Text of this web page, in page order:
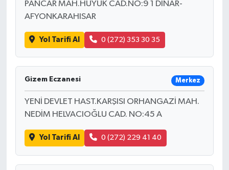
PANCAR MAH.HÜYÜK CAD.NO:9 1 DINAR-
AFYONKARAHISAR
Yol Tarifi Al 0 (272) 353 30 35
Gizem Eczanesi Merkez
YENİ DEVLET HAST.KARŞISI ORHANGAZİ MAH.
NEDİM HELVACIOĞLU CAD. NO:45 A
Yol Tarifi Al 0 (272) 229 41 40